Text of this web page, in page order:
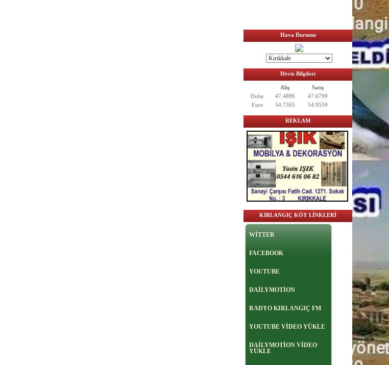
Hava Durumu
Döviz Bilgileri
Alış
Satış
Dolar
47.4896
47.6799
Euro
54.7365 54.9559
REKLAM
KIRLANGIÇ KÖY LİNKLERİ
WİTTER
FACEBOOK
YOUTUBE
DAİLYMOTİON
RADYO KIRLANGIÇ FM
YOUTUBE VİDEO YÜKLE
DAİLYMOTİON VİDEO
YÜKLE